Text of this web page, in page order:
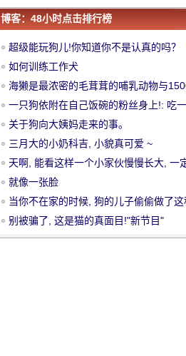
宠
博客：48小时点击排行榜
超级能玩狗儿!你知道你不是认真的吗？
如何训练工作犬
海獭是最浓密的毛茸茸的哺乳动物与
平方厘米!
一只狗依附在自己饭碗的粉丝身上!: 吃
家伙 , 不能离开身体 !
关于狗向大姨妈走来的事。
三月大的小奶科吉, 小貌真可爱 ~
天啊, 能看这样一个小家伙慢慢长大, 一
超级快乐!
就像一张脸
当你不在家的时候, 狗的儿子偷偷做了这
事.....。
别被骗了, 这是猫的真面目!"新节目"